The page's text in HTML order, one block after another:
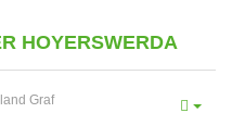
HOYERSWERDA
Graf